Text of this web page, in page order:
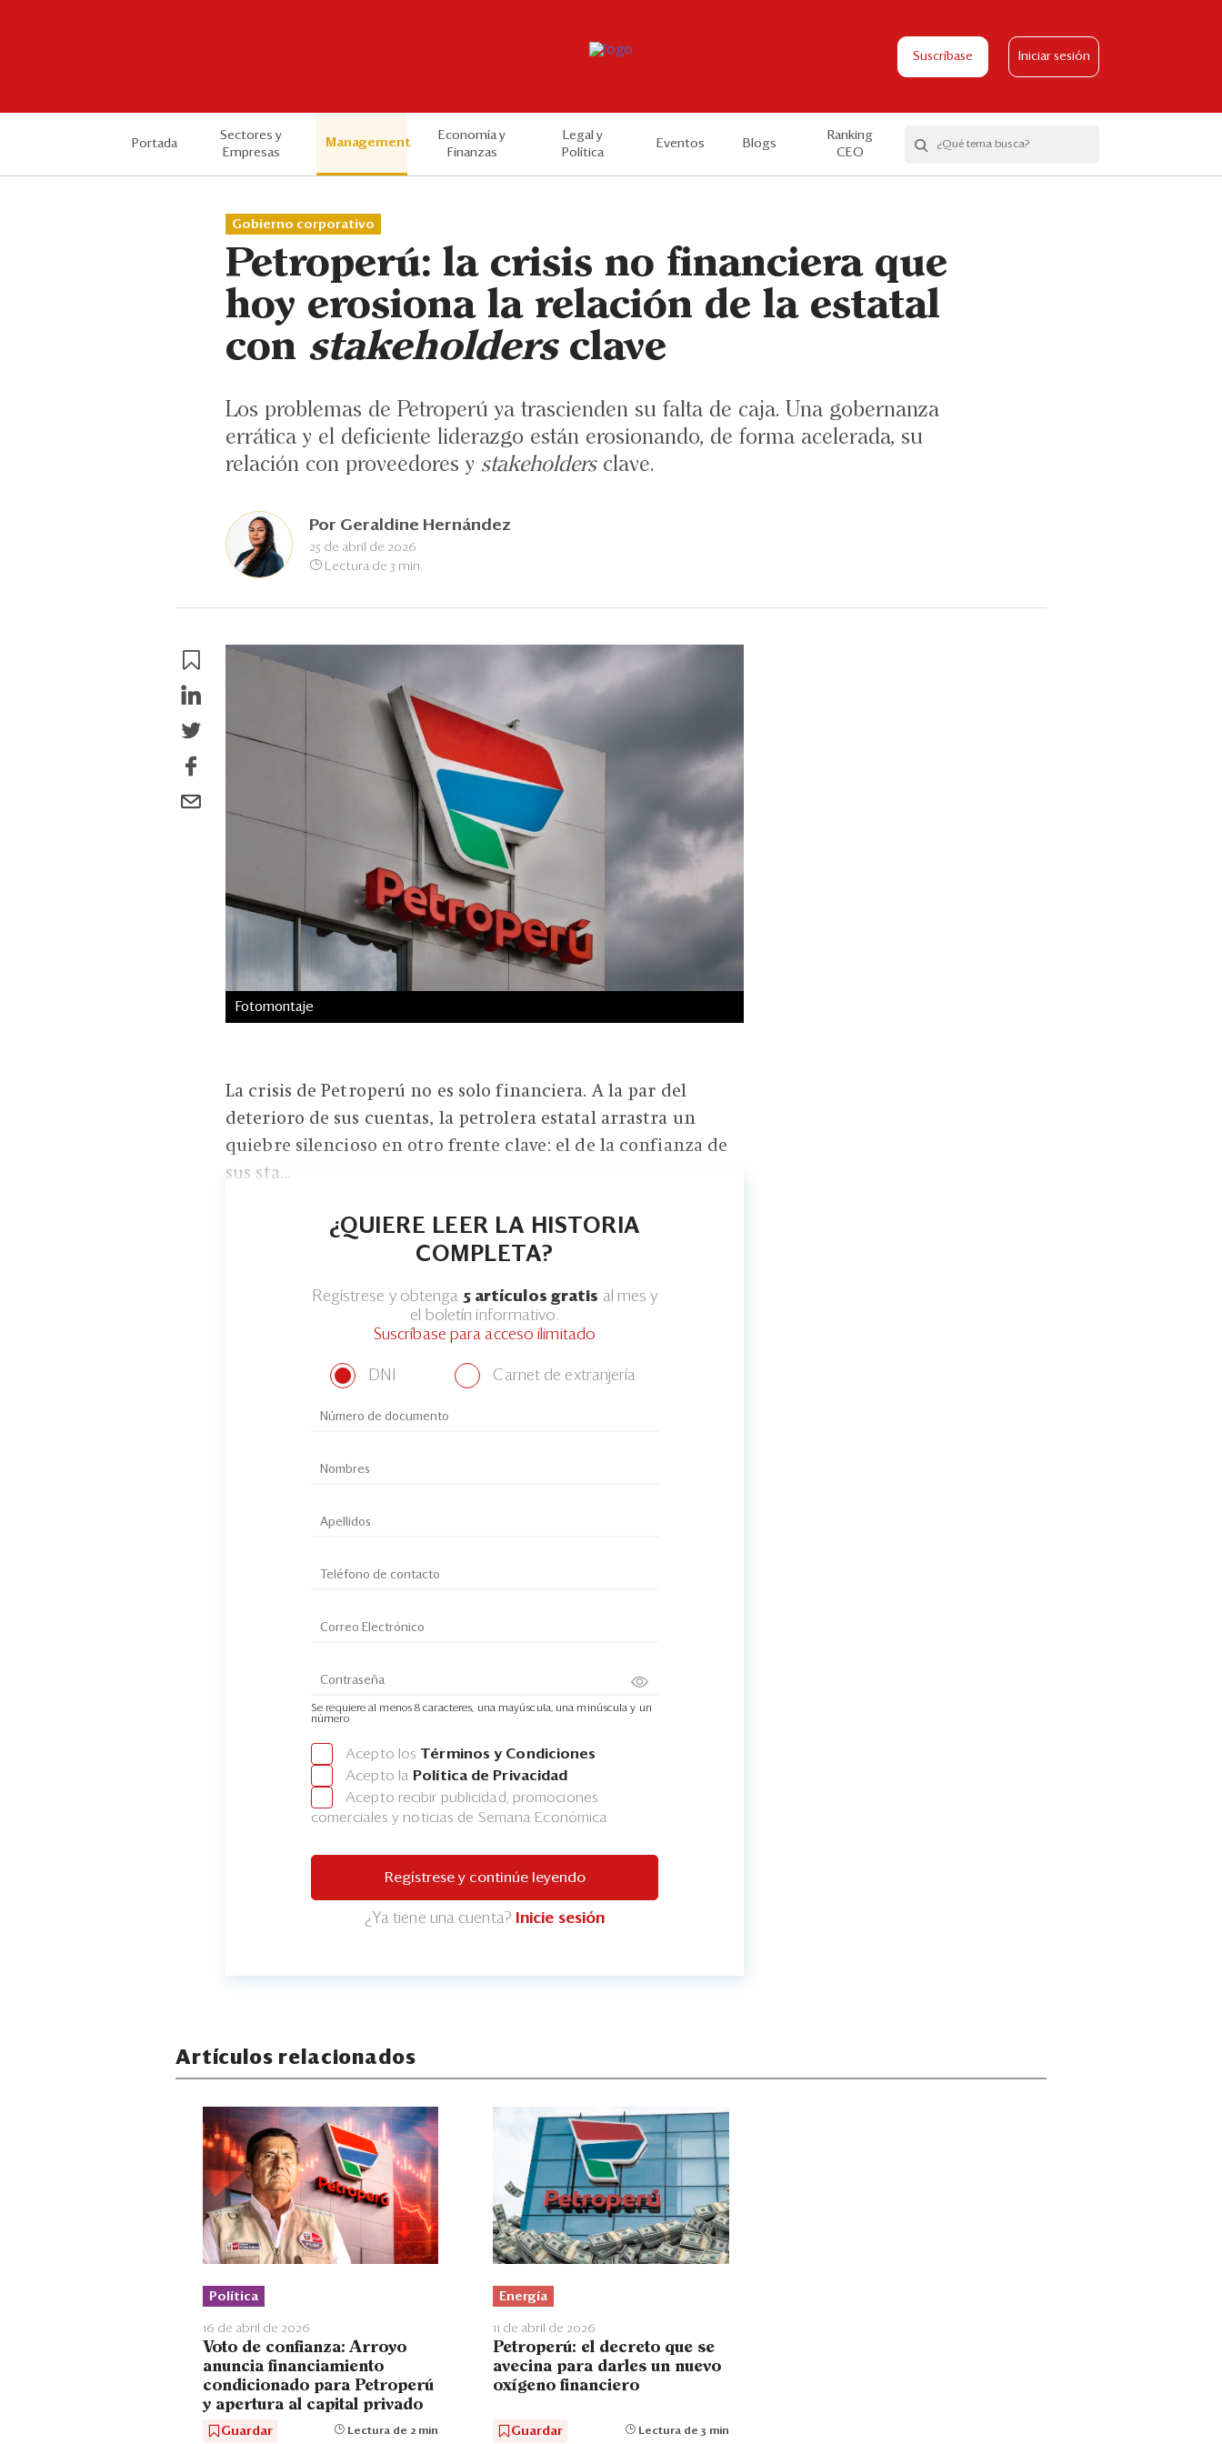
Suscríbase Iniciar sesión
Portada
Sectores y
Empresas
Management
Economía y
Finanzas
Legal y
Política
Eventos Blogs
Ranking
CEO
Gobierno corporativo
Petroperú: la crisis no financiera que
hoy erosiona la relación de la estatal
con stakeholdersclave
Los problemas de Petroperú ya trascienden su falta de caja. Una gobernanza
errática y el deficiente liderazgo están erosionando, de forma acelerada, su
relación con proveedores y stakeholders clave.
Por Geraldine Hernández
25 de abril de 2026
Lectura de 3 min
Fotomontaje
La crisis de Petroperú no es solo financiera. A la par del
deterioro de sus cuentas, la petrolera estatal arrastra un
quiebre silencioso en otro frente clave: el de la confianza de
sus sta...
¿QUIERE LEER LA HISTORIA
COMPLETA?
Regístrese y obtenga 5 artículos gratis al mes y
el boletín informativo.
Suscríbase para acceso ilimitado
DNI Carnet de extranjería
Se requiere al menos 8 caracteres, una mayúscula, una minúscula y un
número
Acepto los Términos y Condiciones
Acepto la Política de Privacidad
Acepto recibir publicidad, promociones
comerciales y noticias de Semana Económica
Regístrese y continúe leyendo
¿Ya tiene una cuenta? Inicie sesión
Artículos relacionados
Política
16 de abril de 2026
Voto de confianza: Arroyo
anuncia financiamiento
condicionado para Petroperú
y apertura al capital privado
Guardar Lectura de 2 min
Energía
11 de abril de 2026
Petroperú: el decreto que se
avecina para darles un nuevo
oxígeno financiero
Guardar Lectura de 3 min